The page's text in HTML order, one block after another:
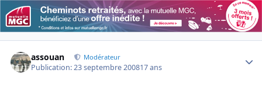
assouan Modérateur
Publication:23 septembre 200817 ans